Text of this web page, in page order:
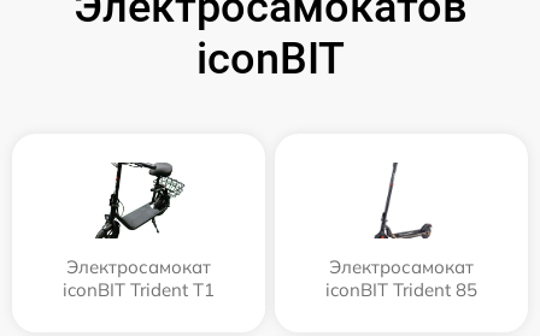
iconBIT
Электросамокат
iconBIT Trident T1
Электросамокат
iconBIT Trident 85